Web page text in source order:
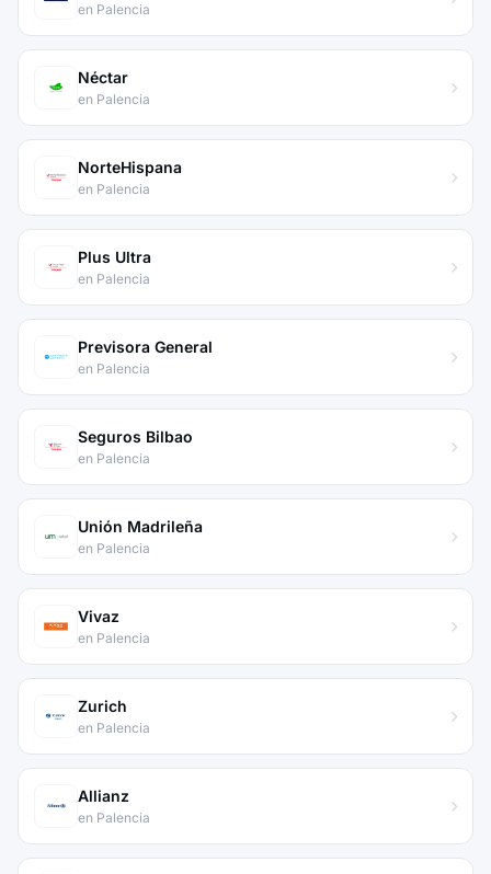
en Palencia
Néctar
en Palencia
NorteHispana
en Palencia
Plus Ultra
en Palencia
Previsora General
en Palencia
Seguros Bilbao
en Palencia
Unión Madrileña
en Palencia
Vivaz
en Palencia
Zurich
en Palencia
Allianz
en Palencia